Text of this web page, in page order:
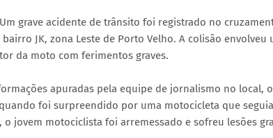
Um grave acidente de trânsito foi registrado no
bairro JK, zona Leste de Porto Velho. A colisão
da moto com ferimentos graves.
apuradas pela equipe de jornalismo no local,
foi surpreendido por uma motocicleta que
jovem motociclista foi arremessado e sofreu lesões